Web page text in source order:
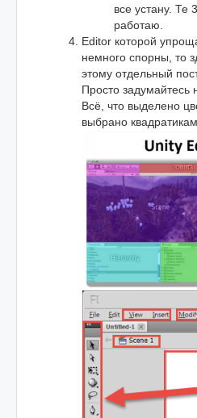
все устану. Те
работаю.
Editor которой
немного спорны, то
этому отдельный
Просто задумайтесь
Всё, что выделено
выбрано